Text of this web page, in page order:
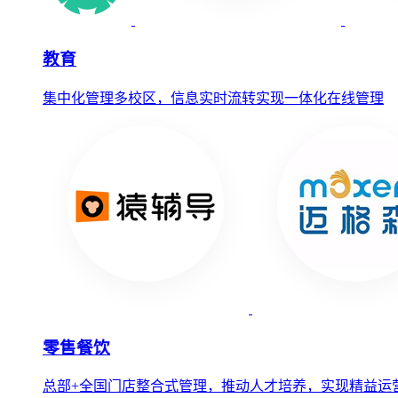
教育
集中化管理多校区，信息实时流转实现一体化在线管理
零售餐饮
总部+全国门店整合式管理，推动人才培养，实现精益运